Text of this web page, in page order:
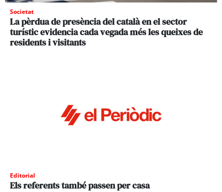
Societat
La pèrdua de presència del català en el sector
turístic evidencia cada vegada més les queixes de
residents i visitants
Editorial
Els referents també passen per casa